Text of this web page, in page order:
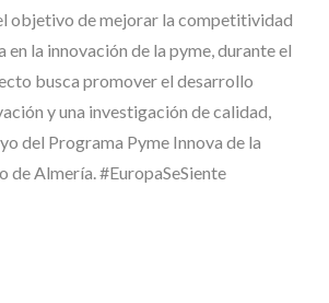
objetivo de mejorar la competitividad
en la innovación de la pyme, durante el
busca promover el desarrollo
y una investigación de calidad,
del Programa Pyme Innova de la
de Almería. #EuropaSeSiente